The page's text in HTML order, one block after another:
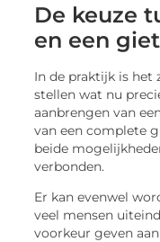
De keuze
en een
In de praktijk is het
stellen wat nu
aanbrengen van
van een complete
beide
verbonden.
Er kan evenwel
veel mensen
voorkeur geven